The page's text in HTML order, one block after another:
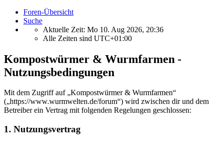
Foren-Übersicht
Suche
Aktuelle Zeit: Mo 10. Aug 2026, 20:36
Alle Zeiten sind UTC+01:00
Kompostwürmer & Wurmfarmen -
Nutzungsbedingungen
Mit dem Zugriff auf „Kompostwürmer & Wurmfarmen“
(„https://www.wurmwelten.de/forum“) wird zwischen dir und dem
Betreiber ein Vertrag mit folgenden Regelungen geschlossen:
1. Nutzungsvertrag